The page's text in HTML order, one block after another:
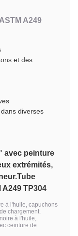
A249
et des
diverses
avec peinture
extrémités,
Tube
TP304
à l'huile, capuchons
chargement.
à l'huile,
ceinture de